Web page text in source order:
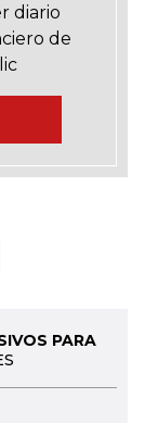
diario
de
PARA